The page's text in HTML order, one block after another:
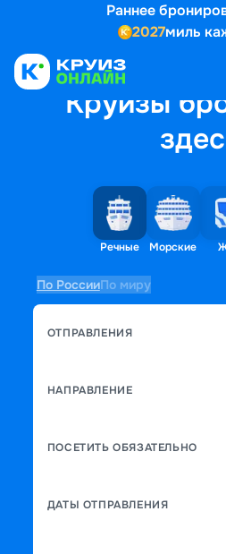
Раннее
2027миль
Круизы
Речные Морские
По РоссииПо миру
ОТПРАВЛЕНИЯ
НАПРАВЛЕНИЕ
ПОСЕТИТЬ ОБЯЗАТЕЛЬНО
ДАТЫ ОТПРАВЛЕНИЯ